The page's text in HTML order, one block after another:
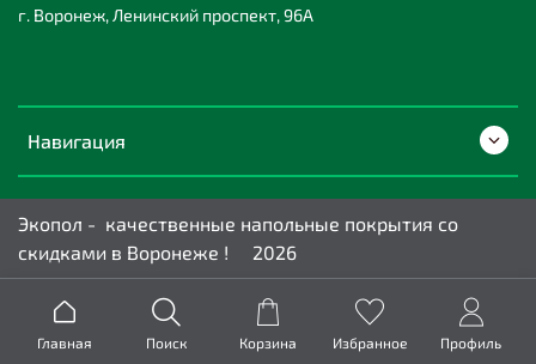
Навигация
г. Воронеж, Ленинский проспект, 96А
Экопол - качественные напольные покрытия со
скидками в Воронеже ! 2026
Главная Поиск Корзина Избранное Профиль